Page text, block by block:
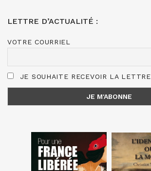
LETTRE D’ACTUALITÉ :
VOTRE COURRIEL
JE SOUHAITE RECEVOIR LA LETTRE